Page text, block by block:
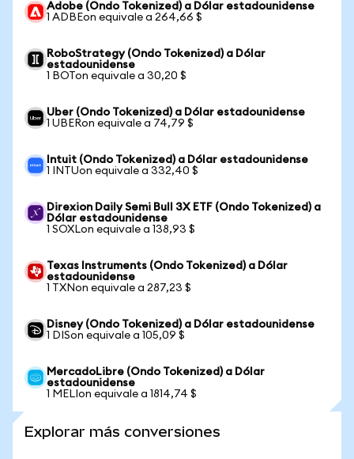
Adobe (Ondo Tokenized) a Dólar estadounidense
1 ADBEon equivale a 264,66 $
RoboStrategy (Ondo Tokenized) a Dólar
estadounidense
1 BOTon equivale a 30,20 $
Uber (Ondo Tokenized) a Dólar estadounidense
1 UBERon equivale a 74,79 $
Intuit (Ondo Tokenized) a Dólar estadounidense
1 INTUon equivale a 332,40 $
Direxion Daily Semi Bull 3X ETF (Ondo Tokenized) a
Dólar estadounidense
1 SOXLon equivale a 138,93 $
Texas Instruments (Ondo Tokenized) a Dólar
estadounidense
1 TXNon equivale a 287,23 $
Disney (Ondo Tokenized) a Dólar estadounidense
1 DISon equivale a 105,09 $
MercadoLibre (Ondo Tokenized) a Dólar
estadounidense
1 MELIon equivale a 1814,74 $
Explorar más conversiones